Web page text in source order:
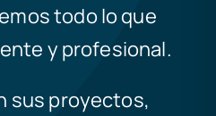
todo lo que
y profesional.
sus proyectos,